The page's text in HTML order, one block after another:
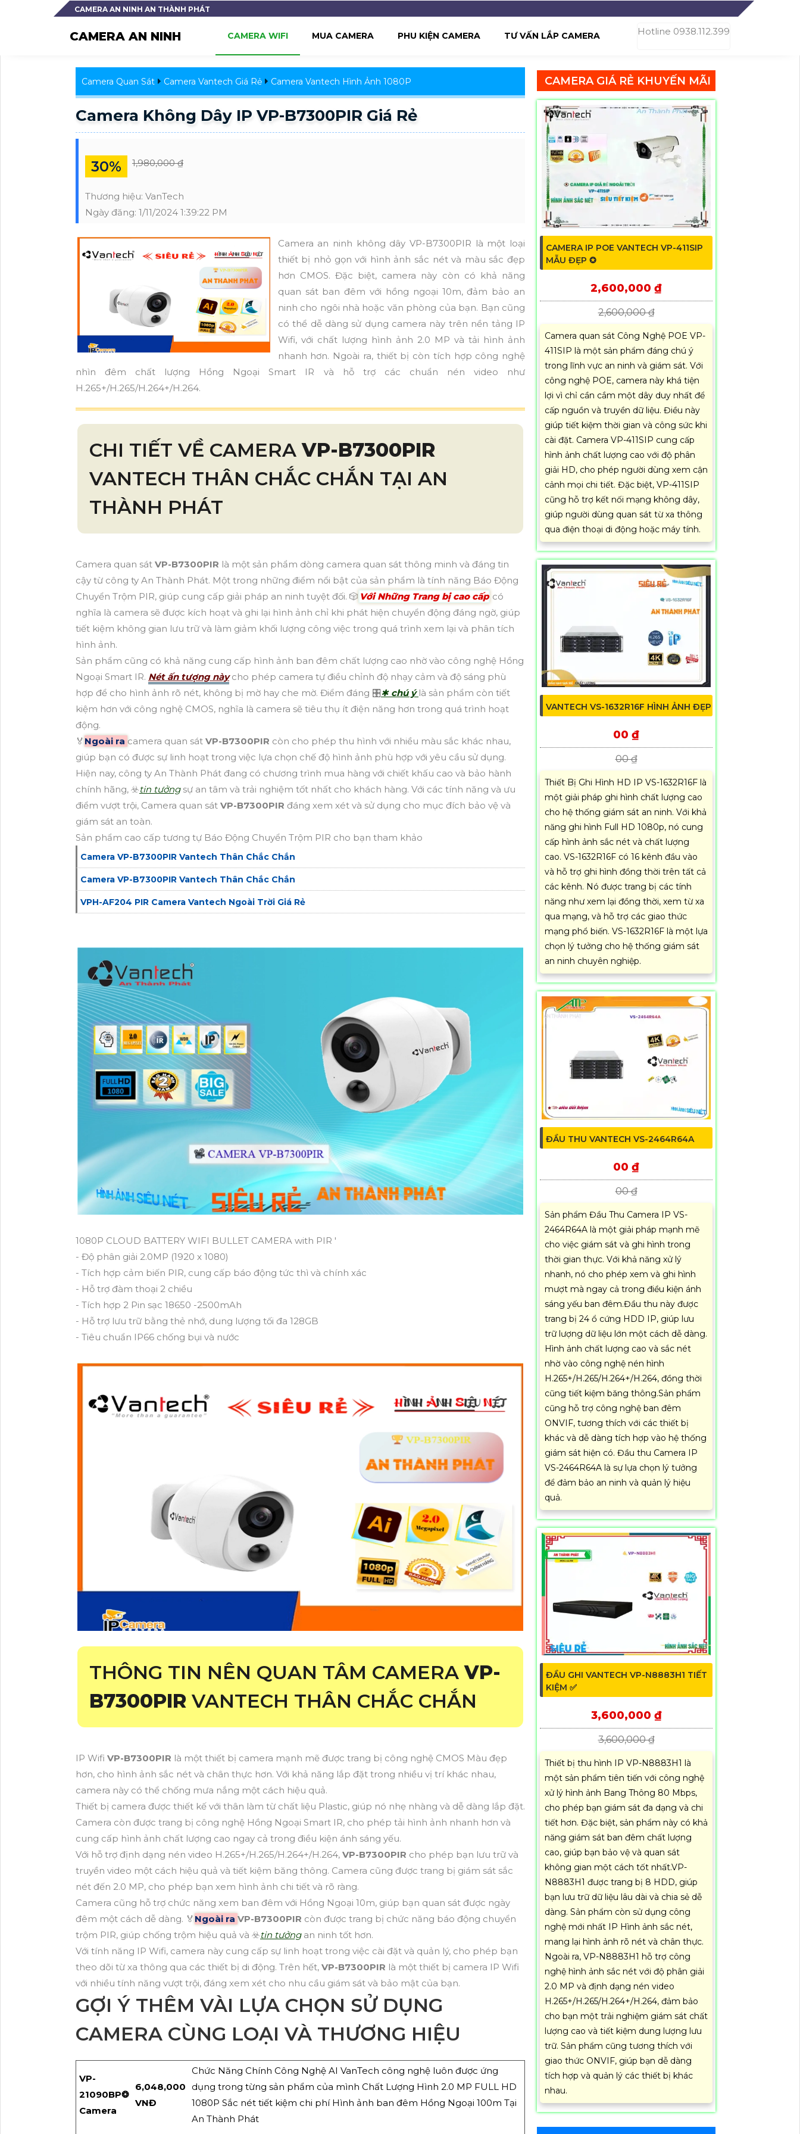
CAMERA AN NINH AN THÀNH PHÁT
CAMERA AN NINH Hotline 0938.112.399
CAMERA WIFI MUA CAMERA PHU KIỆN CAMERA TƯ VẤN LẮP CAMERA
Camera Quan Sát Camera Vantech Giá Rẻ Camera Vantech Hình Ảnh 1080P
Camera Không Dây IP VP-B7300PIR Giá Rẻ
30% 1,980,000 ₫
Thương hiệu: VanTech
Ngày đăng: 1/11/2024 1:39:22 PM
Camera an ninh không dây VP-B7300PIR là một loại
thiết bị nhỏ gọn với hình ảnh sắc nét và màu sắc đẹp
hơn CMOS. Đặc biệt, camera này còn có khả năng
quan sát ban đêm với hồng ngoại 10m, đảm bảo an
ninh cho ngôi nhà hoặc văn phòng của bạn. Bạn cũng
có thể dễ dàng sử dụng camera này trên nền tảng IP
Wifi, với chất lượng hình ảnh 2.0 MP và tải hình ảnh
nhanh hơn. Ngoài ra, thiết bị còn tích hợp công nghệ
nhìn đêm chất lượng Hồng Ngoại Smart IR và hỗ trợ các chuẩn nén video như
H.265+/H.265/H.264+/H.264.
CHI TIẾT VỀ CAMERAVP-B7300PIR
VANTECH THÂN CHẮC CHẮN TẠI AN
THÀNH PHÁT
Camera quan sát VP-B7300PIR là một sản phẩm dòng camera quan sát thông minh và đáng tin
cậy từ công ty An Thành Phát. Một trong những điểm nổi bật của sản phẩm là tính năng Báo Động
Chuyển Trộm PIR, giúp cung cấp giải pháp an ninh tuyệt đối. 🎲 Với Những Trang bị cao cấp có
nghĩa là camera sẽ được kích hoạt và ghi lại hình ảnh chỉ khi phát hiện chuyển động đáng ngờ, giúp
tiết kiệm không gian lưu trữ và làm giảm khối lượng công việc trong quá trình xem lại và phân tích
hình ảnh.
Sản phẩm cũng có khả năng cung cấp hình ảnh ban đêm chất lượng cao nhờ vào công nghệ Hồng
Ngoại Smart IR. Nét ấn tượng nàycho phép camera tự điều chỉnh độ nhạy cảm và độ sáng phù
hợp để cho hình ảnh rõ nét, không bị mờ hay che mờ. Điểm đáng 🎛✱ chú ý là sản phẩm còn tiết
kiệm hơn với công nghệ CMOS, nghĩa là camera sẽ tiêu thụ ít điện năng hơn trong quá trình hoạt
động.
️🏅 Ngoài ra camera quan sát VP-B7300PIR còn cho phép thu hình với nhiều màu sắc khác nhau,
giúp bạn có được sự linh hoạt trong việc lựa chọn chế độ hình ảnh phù hợp với yêu cầu sử dụng.
Hiện nay, công ty An Thành Phát đang có chương trình mua hàng với chiết khấu cao và bảo hành
chính hãng, ☣️tin tưởngsự an tâm và trải nghiệm tốt nhất cho khách hàng. Với các tính năng và ưu
điểm vượt trội, Camera quan sát VP-B7300PIR đáng xem xét và sử dụng cho mục đích bảo vệ và
giám sát an toàn.
Sản phẩm cao cấp tương tự Báo Động Chuyển Trộm PIR cho bạn tham khảo
Camera VP-B7300PIR Vantech Thân Chắc Chắn
Camera VP-B7300PIR Vantech Thân Chắc Chắn
VPH-AF204 PIR Camera Vantech Ngoài Trời Giá Rẻ
1080P CLOUD BATTERY WIFI BULLET CAMERA with PIR '
- Độ phân giải 2.0MP (1920 x 1080)
- Tích hợp cảm biến PIR, cung cấp báo động tức thì và chính xác
- Hỗ trợ đàm thoại 2 chiều
- Tích hợp 2 Pin sạc 18650 -2500mAh
- Hỗ trợ lưu trữ bằng thẻ nhớ, dung lượng tối đa 128GB
- Tiêu chuẩn IP66 chống bụi và nước
THÔNG TIN NÊN QUAN TÂM CAMERAVP-
B7300PIR VANTECH THÂN CHẮC CHẮN
IP Wifi VP-B7300PIR là một thiết bị camera mạnh mẽ được trang bị công nghệ CMOS Màu đẹp
hơn, cho hình ảnh sắc nét và chân thực hơn. Với khả năng lắp đặt trong nhiều vị trí khác nhau,
camera này có thể chống mưa nắng một cách hiệu quả.
Thiết bị camera được thiết kế với thân làm từ chất liệu Plastic, giúp nó nhẹ nhàng và dễ dàng lắp đặt.
Camera còn được trang bị công nghệ Hồng Ngoại Smart IR, cho phép tải hình ảnh nhanh hơn và
cung cấp hình ảnh chất lượng cao ngay cả trong điều kiện ánh sáng yếu.
Với hỗ trợ định dạng nén video H.265+/H.265/H.264+/H.264, VP-B7300PIR cho phép bạn lưu trữ và
truyền video một cách hiệu quả và tiết kiệm băng thông. Camera cũng được trang bị giám sát sắc
nét đến 2.0 MP, cho phép bạn xem hình ảnh chi tiết và rõ ràng.
Camera cũng hỗ trợ chức năng xem ban đêm với Hồng Ngoại 10m, giúp bạn quan sát được ngày
đêm một cách dễ dàng. ️🏅 Ngoài ra VP-B7300PIR còn được trang bị chức năng báo động chuyển
trộm PIR, giúp chống trộm hiệu quả và ☣️tin tưởngan ninh tốt hơn.
Với tính năng IP Wifi, camera này cung cấp sự linh hoạt trong việc cài đặt và quản lý, cho phép bạn
theo dõi từ xa thông qua các thiết bị di động. Trên hết, VP-B7300PIR là một thiết bị camera IP Wifi
với nhiều tính năng vượt trội, đáng xem xét cho nhu cầu giám sát và bảo mật của bạn.
GỢI Ý THÊM VÀI LỰA CHỌN SỬ DỤNG
CAMERA CÙNG LOẠI VÀ THƯƠNG HIỆU
VP-
21090BP❂
Camera
6,048,000
VNĐ
Chức Năng Chính Công Nghệ AI VanTech công nghệ luôn được ứng
dụng trong từng sản phẩm của mình Chất Lượng Hình 2.0 MP FULL HD
1080P Sắc nét tiết kiệm chi phí Hình ảnh ban đêm Hồng Ngoại 100m Tại
An Thành Phát
CAMERA GIÁ RẺ KHUYẾN MÃI
CAMERA IP POE VANTECH VP-411SIP
MẪU ĐẸP ✪
2,600,000 ₫
2,600,000 ₫
Camera quan sát Công Nghệ POE VP-
411SIP là một sản phẩm đáng chú ý
trong lĩnh vực an ninh và giám sát. Với
công nghệ POE, camera này khá tiện
lợi vì chỉ cần cắm một dây duy nhất để
cấp nguồn và truyền dữ liệu. Điều này
giúp tiết kiệm thời gian và công sức khi
cài đặt. Camera VP-411SIP cung cấp
hình ảnh chất lượng cao với độ phân
giải HD, cho phép người dùng xem cận
cảnh mọi chi tiết. Đặc biệt, VP-411SIP
cũng hỗ trợ kết nối mạng không dây,
giúp người dùng quan sát từ xa thông
qua điện thoại di động hoặc máy tính.
VANTECH VS-1632R16F HÌNH ẢNH ĐẸP
00 ₫
00 ₫
Thiết Bị Ghi Hình HD IP VS-1632R16F là
một giải pháp ghi hình chất lượng cao
cho hệ thống giám sát an ninh. Với khả
năng ghi hình Full HD 1080p, nó cung
cấp hình ảnh sắc nét và chất lượng
cao. VS-1632R16F có 16 kênh đầu vào
và hỗ trợ ghi hình đồng thời trên tất cả
các kênh. Nó được trang bị các tính
năng như xem lại đồng thời, xem từ xa
qua mạng, và hỗ trợ các giao thức
mạng phổ biến. VS-1632R16F là một lựa
chọn lý tưởng cho hệ thống giám sát
an ninh chuyên nghiệp.
ĐẦU THU VANTECH VS-2464R64A
00 ₫
00 ₫
Sản phẩm Đầu Thu Camera IP VS-
2464R64A là một giải pháp mạnh mẽ
cho việc giám sát và ghi hình trong
thời gian thực. Với khả năng xử lý
nhanh, nó cho phép xem và ghi hình
mượt mà ngay cả trong điều kiện ánh
sáng yếu ban đêm.Đầu thu này được
trang bị 24 ổ cứng HDD IP, giúp lưu
trữ lượng dữ liệu lớn một cách dễ dàng.
Hình ảnh chất lượng cao và sắc nét
nhờ vào công nghệ nén hình
H.265+/H.265/H.264+/H.264, đồng thời
cũng tiết kiệm băng thông.Sản phẩm
cũng hỗ trợ công nghệ ban đêm
ONVIF, tương thích với các thiết bị
khác và dễ dàng tích hợp vào hệ thống
giám sát hiện có. Đầu thu Camera IP
VS-2464R64A là sự lựa chọn lý tưởng
để đảm bảo an ninh và quản lý hiệu
quả.
ĐẦU GHI VANTECH VP-N8883H1 TIẾT
KIỆM ✅
3,600,000 ₫
3,600,000 ₫
Thiết bị thu hình IP VP-N8883H1 là
một sản phẩm tiên tiến với công nghệ
xử lý hình ảnh Bang Thông 80 Mbps,
cho phép bạn giám sát đa dạng và chi
tiết hơn. Đặc biệt, sản phẩm này có khả
năng giám sát ban đêm chất lượng
cao, giúp bạn bảo vệ và quan sát
không gian một cách tốt nhất.VP-
N8883H1 được trang bị 8 HDD, giúp
bạn lưu trữ dữ liệu lâu dài và chia sẻ dễ
dàng. Sản phẩm còn sử dụng công
nghệ mới nhất IP Hình ảnh sắc nét,
mang lại hình ảnh rõ nét và chân thực.
Ngoài ra, VP-N8883H1 hỗ trợ công
nghệ hình ảnh sắc nét với độ phân giải
2.0 MP và định dạng nén video
H.265+/H.265/H.264+/H.264, đảm bảo
cho bạn một trải nghiệm giám sát chất
lượng cao và tiết kiệm dung lượng lưu
trữ. Sản phẩm cũng tương thích với
giao thức ONVIF, giúp bạn dễ dàng
tích hợp và quản lý các thiết bị khác
nhau.